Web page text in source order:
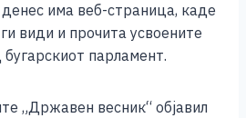
денес има веб-страница, каде
види и прочита усвоените
парламент.
„Државен весник“ објавил